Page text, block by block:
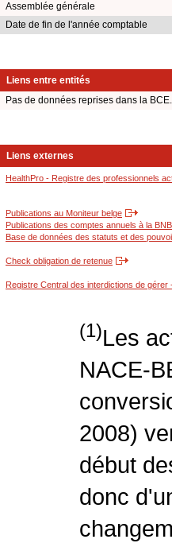
Assemblée générale
Date de fin de l'année comptable
Liens entre entités
Pas de données reprises dans la BCE.
Liens externes
HealthPro - Registre des professionnels
Publications au Moniteur belge
Publications des comptes annuels à la BNB
Base de données des statuts et des
Check obligation de retenue
Registre Central des interdictions de gérer
(1)Les
NACE-
2008)
début
donc